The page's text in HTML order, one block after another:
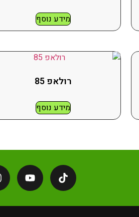
מידע נוסף
רולאפ 85
מידע נוסף